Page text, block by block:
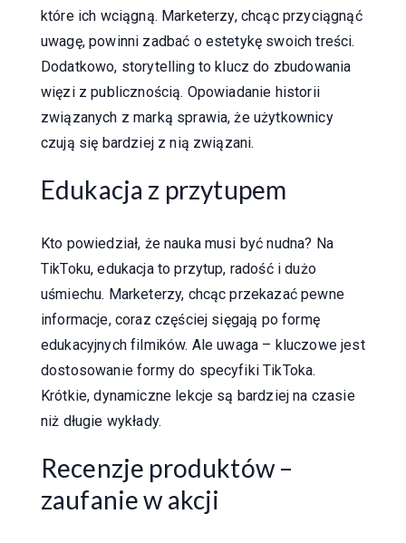
które ich wciągną. Marketerzy, chcąc przyciągnąć
uwagę, powinni zadbać o estetykę swoich treści.
Dodatkowo, storytelling to klucz do zbudowania
więzi z publicznością. Opowiadanie historii
związanych z marką sprawia, że użytkownicy
czują się bardziej z nią związani.
Edukacja z przytupem
Kto powiedział, że nauka musi być nudna? Na
TikToku, edukacja to przytup, radość i dużo
uśmiechu. Marketerzy, chcąc przekazać pewne
informacje, coraz częściej sięgają po formę
edukacyjnych filmików. Ale uwaga – kluczowe jest
dostosowanie formy do specyfiki TikToka.
Krótkie, dynamiczne lekcje są bardziej na czasie
niż długie wykłady.
Recenzje produktów –
zaufanie w akcji